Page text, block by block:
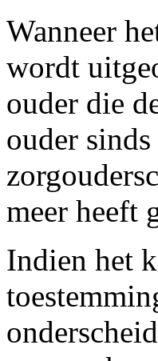
Wanneer
wordt
ouder die
ouder
meer heeft
Indien het